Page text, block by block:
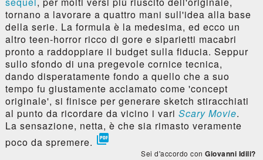
tornano a lavorare a quattro mani sull'idea alla base
della serie. La formula è la medesima, ed ecco un
altro teen-horror ricco di gore e siparietti macabri
pronto a raddoppiare il budget sulla fiducia. Seppur
sullo sfondo di una pregevole cornice tecnica,
dando disperatamente fondo a quello che a suo
tempo fu giustamente acclamato come 'concept
originale', si finisce per generare sketch stiracchiati
al punto da ricordare da vicino i vari Scary Movie.
La sensazione, netta, è che sia rimasto veramente
poco da spremere. 
Sei d'accordo conGiovanni Idili?